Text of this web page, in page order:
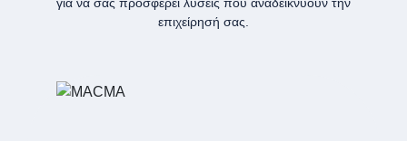
για να σας προσφέρει λύσεις που αναδεικνύουν την
επιχείρησή σας.